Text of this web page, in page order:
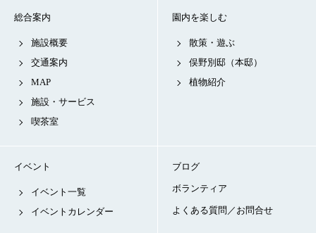
総合案内
施設概要
交通案内
MAP
施設・サービス
喫茶室
園内を楽しむ
散策・遊ぶ
俣野別邸（本邸）
植物紹介
イベント
イベント一覧
イベントカレンダー
ブログ
ボランティア
よくある質問／お問合せ